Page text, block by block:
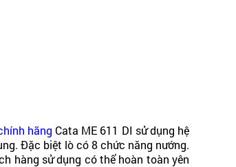
hãng Cata ME 611 DI sử dụng hệ
Đặc biệt lò có 8 chức năng nướng.
hàng sử dụng có thể hoàn toàn yên